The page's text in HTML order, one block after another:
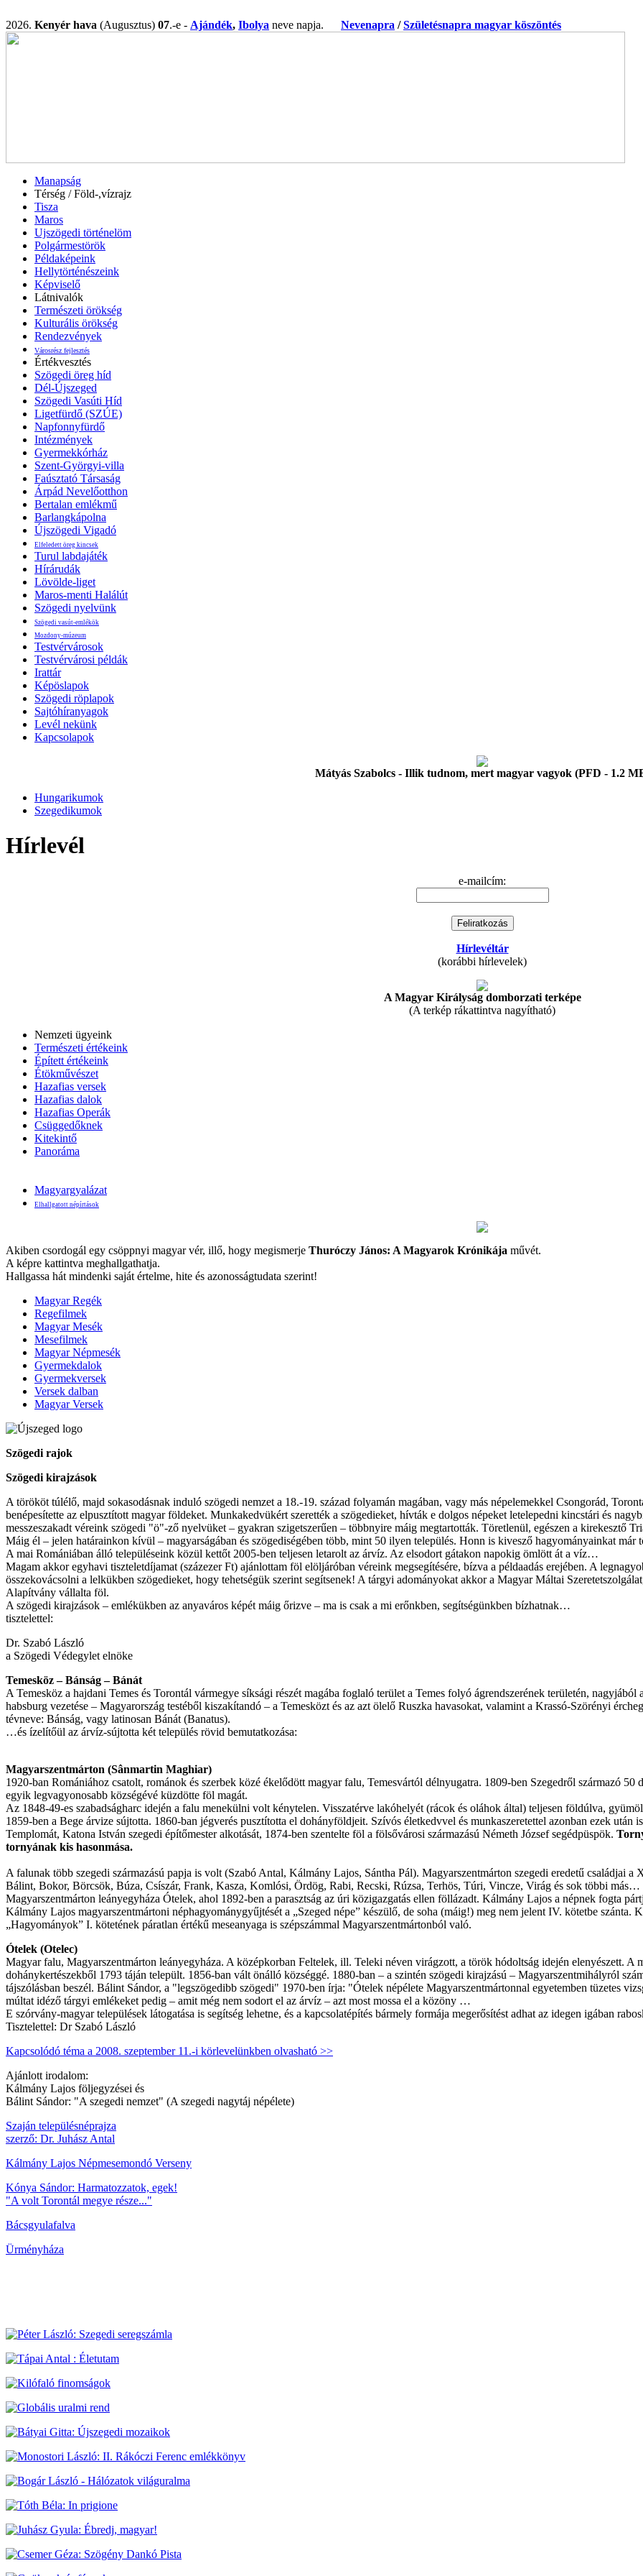
2026. Kenyér hava (Augusztus) 07.-e - Ajándék, Ibolya neve napja. Nevenapra /Születésnapra magyar köszöntés
Manapság
Térség / Föld-,vízrajz
Tisza
Maros
Ujszögedi történelöm
Polgármestörök
Példaképeink
Hellytörténészeink
Képviselő
Látnivalók
Természeti örökség
Kulturális örökség
Rendezvények
Városrész fejlesztés
Értékvesztés
Szögedi öreg híd
Dél-Újszeged
Szögedi Vasúti Híd
Ligetfürdő (SZÚE)
Napfonnyfürdő
Intézmények
Gyermekkórház
Szent-Györgyi-villa
Faúsztató Társaság
Árpád Nevelőotthon
Bertalan emlékmű
Barlangkápolna
Újszögedi Vigadó
Elfeledett öreg kincsek
Turul labdajáték
Hírárudák
Lövölde-liget
Maros-menti Halálút
Szögedi nyelvünk
Szögedi vasút-emlékök
Mozdony-múzeum
Testvérvárosok
Testvérvárosi példák
Irattár
Képöslapok
Szögedi röplapok
Sajtóhíranyagok
Levél nekünk
Kapcsolapok
Mátyás Szabolcs - Illik tudnom, mert magyar vagyok (PFD - 1.2
Hungarikumok
Szegedikumok
Hírlevél
e-mailcím:
Hírlevéltár
(korábbi hírlevelek)
A Magyar Királyság domborzati terképe
(A terkép rákattintva nagyítható)
Nemzeti ügyeink
Természeti értékeink
Épített értékeink
Étökművészet
Hazafias versek
Hazafias dalok
Hazafias Operák
Csüggedőknek
Kitekintő
Panoráma
Magyargyalázat
Elhallgatott népírtások
Akiben csordogál egy csöppnyi magyar vér, illő, hogy megismerje Thuróczy János: A Magyarok Krónikája művét.
A képre kattintva meghallgathatja.
Hallgassa hát mindenki saját értelme, hite és azonosságtudata szerint!
Magyar Regék
Regefilmek
Magyar Mesék
Mesefilmek
Magyar Népmesék
Gyermekdalok
Gyermekversek
Versek dalban
Magyar Versek
Szögedi rajok
Szögedi kirajzások
A törököt túlélő, majd sokasodásnak induló szögedi nemzet a 18.-19. század folyamán magában, vagy más népelemekkel Csongorád,
benépesítette az elpusztított magyar földeket. Munkakedvükért szerették a szögedieket, hívták e dolgos népeket letelepedni kincstári és
messzeszakadt véreink szögedi "ö"-ző nyelvüket – gyakran szigetszerűen – többnyire máig megtartották. Töretlenül, egészen a kirekesztő
Máig él – jelen határainkon kívül – magyarságában és szögediségében több, mint 50 ilyen település. Honn is kivesző hagyományainkat
A mai Romániában álló településeink közül kettőt 2005-ben teljesen letarolt az árvíz. Az elsodort gátakon napokig ömlött át a víz…
Magam akkor egyhavi tiszteletdíjamat (százezer Ft) ajánlottam föl elöljáróban véreink megsegítésére, bízva a példaadás erejében. A
összekovácsolni a lelkükben szögedieket, hogy tehetségük szerint segítsenek! A tárgyi adományokat akkor a Magyar Máltai
Alapítvány vállalta föl.
A szögedi kirajzások – emlékükben az anyaváros képét máig őrizve – ma is csak a mi erőnkben, segítségünkben bízhatnak…
tisztelettel:
Dr. Szabó László
a Szögedi Védegylet elnöke
Temesköz – Bánság – Bánát
A Temesköz a hajdani Temes és Torontál vármegye síksági részét magába foglaló terület a Temes folyó ágrendszerének területén,
habsburg vezetése – Magyarország testéből kiszakítandó – a Temesközt és az azt ölelő Ruszka havasokat, valamint a Krassó-Szörényi
tévneve: Bánság, vagy latinosan Bánát (Banatus).
…és ízelítőül az árvíz-sújtotta két település rövid bemutatkozása:
Magyarszentmárton (Sânmartin Maghiar)
1920-ban Romániához csatolt, románok és szerbek közé ékelődött magyar falu, Temesvártól délnyugatra. 1809-ben Szegedről származó
egyik legvagyonosabb községévé küzdötte föl magát.
Az 1848-49-es szabadságharc idején a falu menekülni volt kénytelen. Visszatérve lakóhelyét (rácok és oláhok által) teljesen földúlva,
1859-ben a Bege árvize sújtotta. 1860-ban jégverés pusztította el dohányföldjeit. Szívós életkedvvel és munkaszeretettel azonban ezek után
Templomát, Katona István szegedi építőmester alkotását, 1874-ben szentelte föl a fölsővárosi származású Németh József segédpüspök.
tornyának kis hasonmása.
A falunak több szegedi származású papja is volt (Szabó Antal, Kálmány Lajos, Sántha Pál). Magyarszentmárton szegedi eredetű családjai
Bálint, Bokor, Börcsök, Búza, Csíszár, Frank, Kasza, Komlósi, Ördög, Rabi, Recski, Rúzsa, Terhös, Túri, Vincze, Virág és sok többi más…
Magyarszentmárton leányegyháza Ótelek, ahol 1892-ben a parasztság az úri közigazgatás ellen föllázadt. Kálmány Lajos a népnek fogta
Kálmány Lajos magyarszentmártoni néphagyománygyűjtését a „Szeged népe” készülő, de soha (máig!) meg nem jelent IV. kötetbe szánta.
„Hagyományok” I. kötetének páratlan értékű meseanyaga is szépszámmal Magyarszentmártonból való.
Ótelek (Otelec)
Magyar falu, Magyarszentmárton leányegyháza. A középkorban Feltelek, ill. Teleki néven virágzott, a török hódoltság idején elenyészett. A
dohánykertészekből 1793 táján települt. 1856-ban vált önálló községgé. 1880-ban – a szintén szögedi kirajzású – Magyarszentmihályról
tájszólásban beszél. Bálint Sándor, a "legszögedibb szögedi" 1970-ben írja: "Ótelek népélete Magyarszentmártonnal egyetemben tüzetes
múltat idéző tárgyi emlékeket pedig – amit még nem sodort el az árvíz – azt most mossa el a közöny …
E szórvány-magyar települések látogatása is segítség lehetne, és a kapcsolatépítés bármely formája megerősítést adhat az idegen igában
Tisztelettel: Dr Szabó László
Kapcsolódó téma a 2008. szeptember 11.-i körlevelünkben olvasható >>
Ajánlott irodalom:
Kálmány Lajos följegyzései és
Bálint Sándor: "A szegedi nemzet" (A szegedi nagytáj népélete)
Szaján településnéprajza
szerző: Dr. Juhász Antal
Kálmány Lajos Népmesemondó Verseny
Kónya Sándor: Harmatozzatok, egek!
"A volt Torontál megye része..."
Bácsgyulafalva
Ürményháza